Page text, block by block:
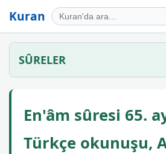
Kuran
SÛRELER
En'âm sûresi 65.
Türkçe okunuşu,